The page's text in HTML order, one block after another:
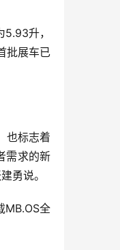
升，
批展车已
也标志着
需求的新
勇说。
MB.OS全